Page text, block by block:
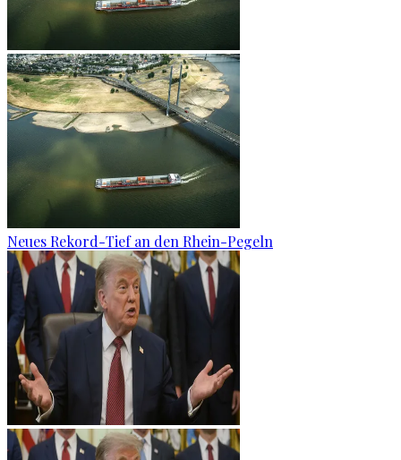
Neues Rekord-Tief an den Rhein-Pegeln